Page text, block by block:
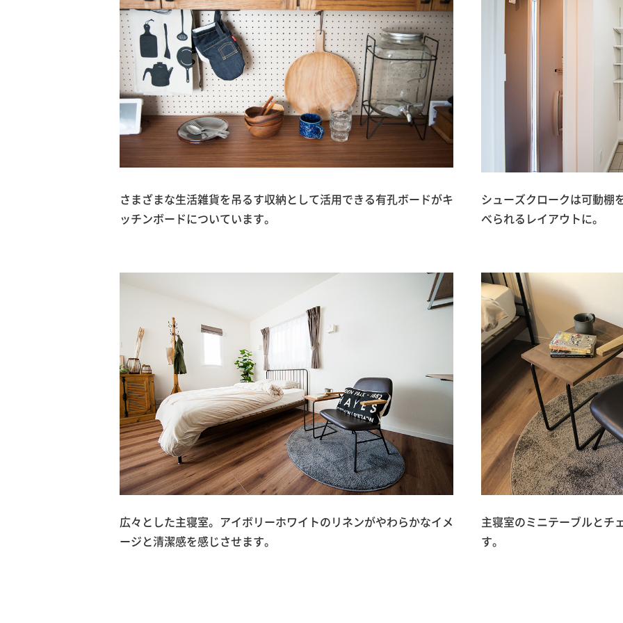
さまざまな生活雑貨を吊るす収納として活用できる有孔ボードがキ
ッチンボードについています。
シューズクロークは可動棚
べられるレイアウトに。
広々とした主寝室。アイボリーホワイトのリネンがやわらかなイメ
ージと清潔感を感じさせます。
主寝室のミニテーブルとチ
す。